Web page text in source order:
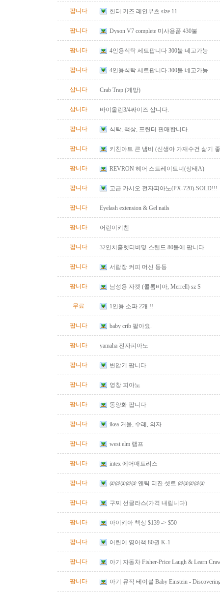
팝니다 헌터 키즈 레인부츠 size 11
팝니다 Dyson V7 complete 미사용품 430불
팝니다 4인용식탁 세트팝니다 300불 네고가능
팝니다 4인용식탁 세트팝니다 300불 네고가능
삽니다 Crab Trap (게망)
삽니다 바이올린3/4싸이즈 삽니다.
팝니다 식탁, 책상, 프린터 판매합니다.
팝니다 키친아트 큰 냄비 (신생아 가재수건 삶기
팝니다 REVRON 헤어 스트레이트너(상태A)
팝니다 고급 카시오 전자피아노(PX-720)-SOLD!!!
팝니다 Eyelash extension & Gel nails
팝니다 어린이키친
팝니다 32인치훌렛티비및 스탠드 80불에 팝니다
팝니다 서랍장 커피 머신 등등
팝니다 남성용 자켓 (콜롬비아, Merrell) sz S
무료 1인용 소파 2개 !!
팝니다 baby crib 팔아요.
팝니다 yamaha 전자피아노
팝니다 변압기 팝니다
팝니다 영창 피아노
팝니다 동양화 팝니다
팝니다 ikea 거울, 수레, 의자
팝니다 west elm 램프
팝니다 intex 에어매트리스
팝니다 @@@@@ 앤틱 티잔 셋트 @@@@@
팝니다 구찌 선글라스(가격 내립니다)
팝니다 아이키아 책상 $139 -> $50
팝니다 어린이 영어책 80권 K-1
팝니다
아기 자동차 Fisher-Price Laugh & Learn
팝니다
아기 뮤직 테이블 Baby Einstein -